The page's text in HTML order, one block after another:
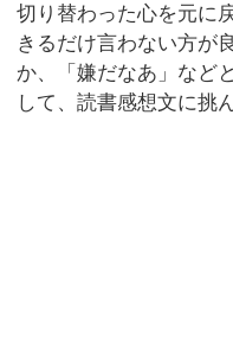
切り替わった心を元に
きるだけ言わない方が
か、「嫌だなあ」など
して、読書感想文に挑